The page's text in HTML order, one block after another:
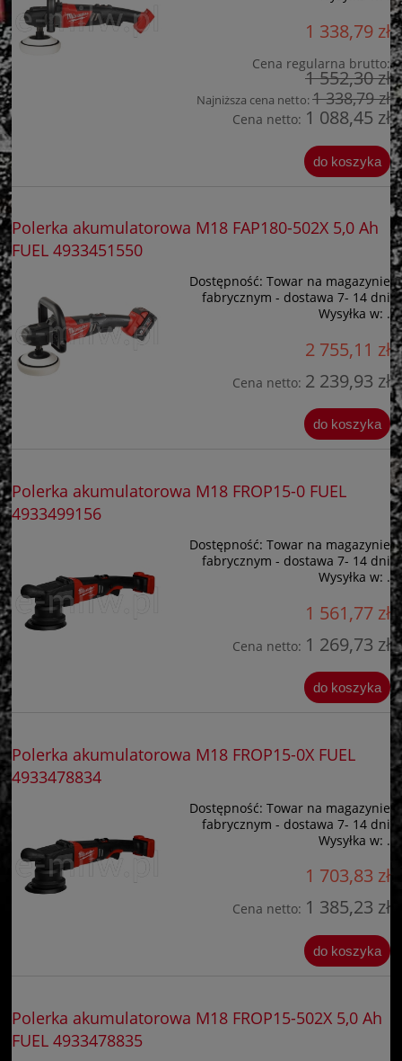
1 338,79 zł
Cena regularna brutto:
1 552,30 zł
Najniższa cena netto:1 338,79 zł
Cena netto: 1 088,45 zł
do koszyka
Polerka akumulatorowa M18 FAP180-502X 5,0 Ah
FUEL 4933451550
Dostępność: Towar na magazynie
fabrycznym - dostawa 7- 14 dni
Wysyłka w: .
2 755,11 zł
Cena netto: 2 239,93 zł
do koszyka
Polerka akumulatorowa M18 FROP15-0 FUEL
4933499156
Dostępność: Towar na magazynie
fabrycznym - dostawa 7- 14 dni
Wysyłka w: .
1 561,77 zł
Cena netto: 1 269,73 zł
do koszyka
Polerka akumulatorowa M18 FROP15-0X FUEL
4933478834
Dostępność: Towar na magazynie
fabrycznym - dostawa 7- 14 dni
Wysyłka w: .
1 703,83 zł
Cena netto: 1 385,23 zł
do koszyka
Polerka akumulatorowa M18 FROP15-502X 5,0 Ah
FUEL 4933478835